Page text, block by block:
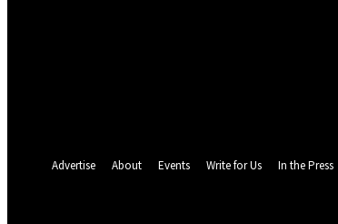
Advertise About Events Write for Us In the Press